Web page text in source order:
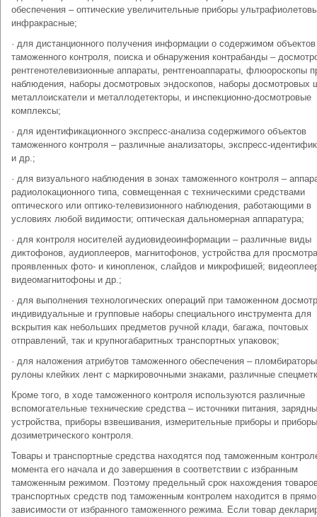
обеспечения – оптические увеличительные приборы
инфракрасные;
· для дистанционного получения информации о содержимом объектов
таможенного контроля, поиска и обнаружения контрабанды –
рентгенотелевизионные аппараты, рентгеноаппараты, флюороскопы
наблюдения, наборы досмотровых эндоскопов, наборы досмотровых
металлоискатели и металлодетекторы, и инспекционно-досмотровые
комплексы;
· для идентификационного экспресс-анализа содержимого объектов
таможенного контроля – различные анализаторы, экспресс-
и др.;
· для визуального наблюдения в зонах таможенного контроля –
радиолокационного типа, совмещенная с техническими средствами
оптического или оптико-телевизионного наблюдения, работающими в
условиях любой видимости; оптическая дальномерная аппаратура;
· для контроля носителей аудиовидеоинформации – различные виды
диктофонов, аудиоплееров, магнитофонов, устройства для просмотра
проявленных фото- и кинопленок, слайдов и микрофишей;
видеомагнитофоны и др.;
· для выполнения технологических операций при таможенном
индивидуальные и групповые наборы специального инструмента для
вскрытия как небольших предметов ручной клади, багажа, почтовых
отправлений, так и крупногабаритных транспортных упаковок;
· для наложения атрибутов таможенного обеспечения –
рулоны клейких лент с маркировочными знаками, различные
Кроме того, в ходе таможенного контроля используются различные
вспомогательные технические средства – источники питания,
устройства, приборы взвешивания, измерительные приборы и приборы
дозиметрического контроля.
Товары и транспортные средства находятся под таможенным
момента его начала и до завершения в соответствии с избранным
таможенным режимом. Поэтому предельный срок нахождения
транспортных средств под таможенным контролем находится в
зависимости от избранного таможенного режима. Если товар